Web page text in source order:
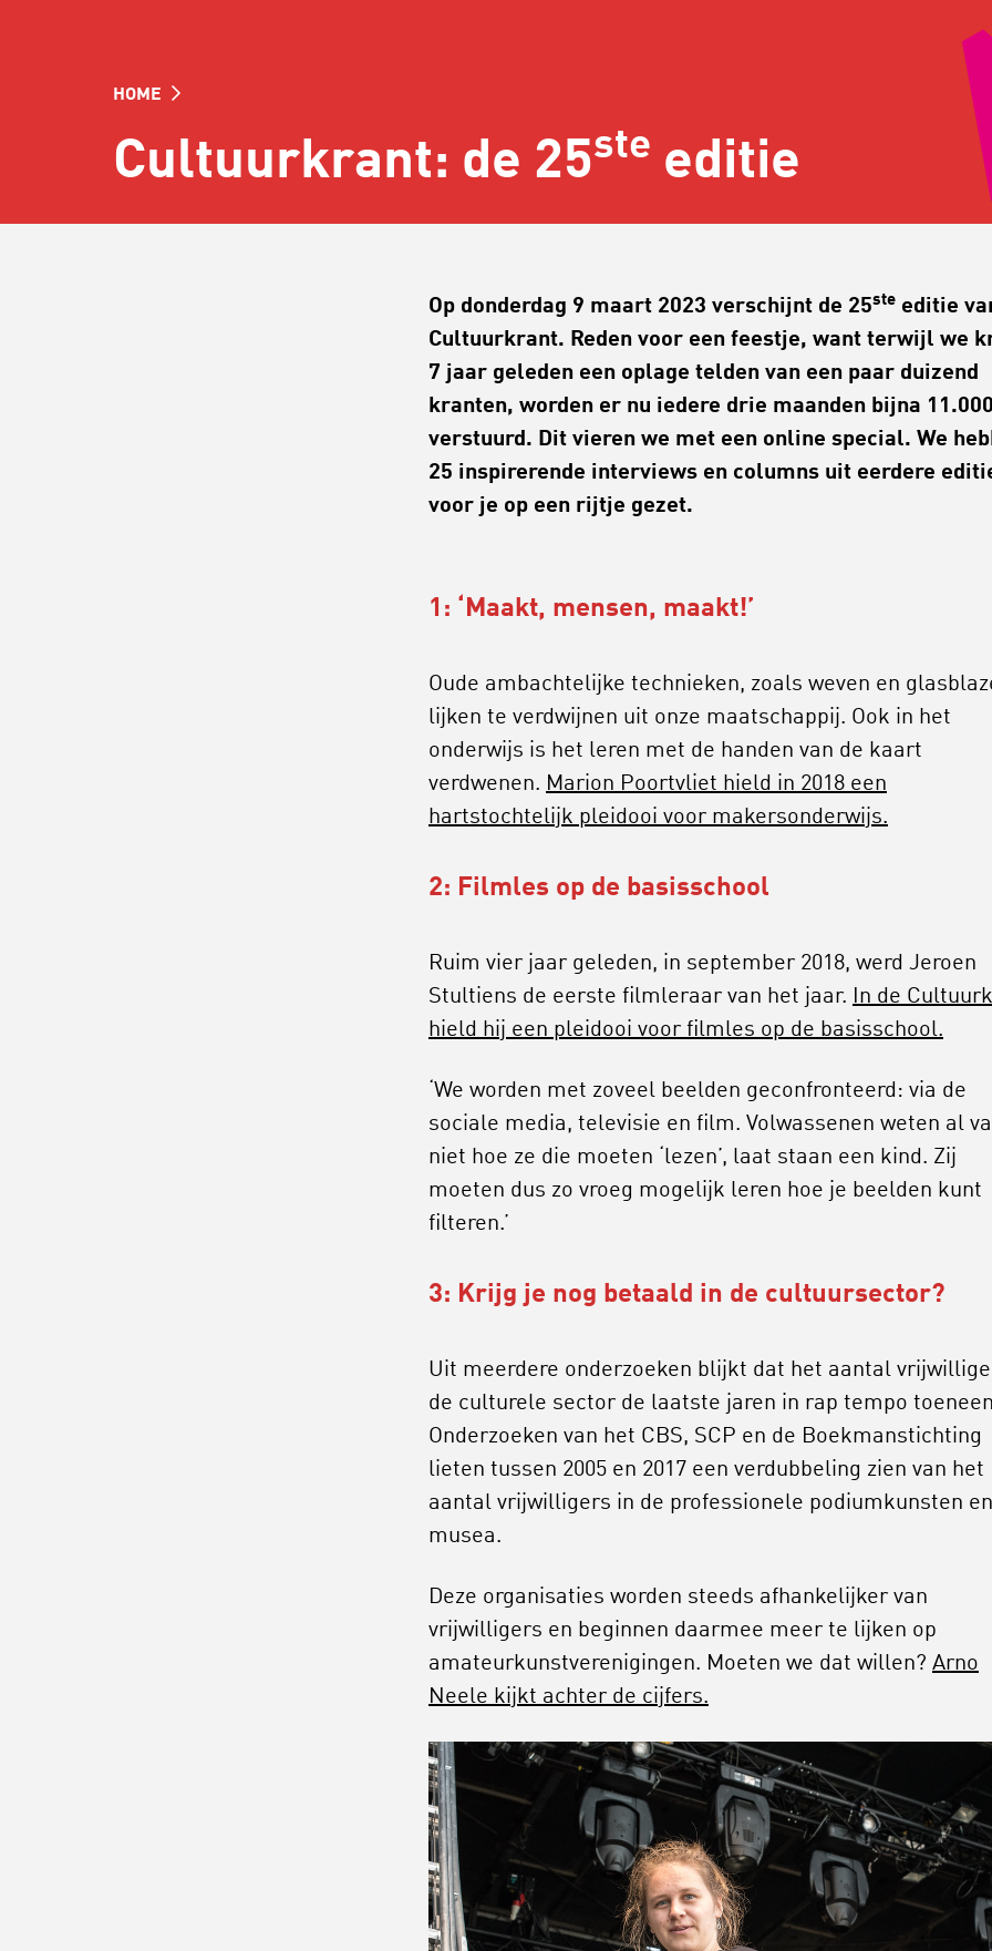
HOME
Cultuurkrant: de 25ste editie
Op donderdag 9 maart 2023 verschijnt de 25ste editie
Cultuurkrant. Reden voor een feestje, want terwijl we
7 jaar geleden een oplage telden van een paar duizend
kranten, worden er nu iedere drie maanden bijna
verstuurd. Dit vieren we met een online special. We
25 inspirerende interviews en columns uit eerdere
voor je op een rijtje gezet.
1: ‘Maakt, mensen, maakt!’
Oude ambachtelijke technieken, zoals weven en
lijken te verdwijnen uit onze maatschappij. Ook in het
onderwijs is het leren met de handen van de kaart
verdwenen. Marion Poortvliet hield in 2018 een
hartstochtelijk pleidooi voor makersonderwijs.
2: Filmles op de basisschool
Ruim vier jaar geleden, in september 2018, werd Jeroen
Stultiens de eerste filmleraar van het jaar. In de
hield hij een pleidooi voor filmles op de basisschool.
‘We worden met zoveel beelden geconfronteerd: via de
sociale media, televisie en film. Volwassenen weten al
niet hoe ze die moeten ‘lezen’, laat staan een kind. Zij
moeten dus zo vroeg mogelijk leren hoe je beelden kunt
filteren.’
3: Krijg je nog betaald in de cultuursector?
Uit meerdere onderzoeken blijkt dat het aantal
de culturele sector de laatste jaren in rap tempo
Onderzoeken van het CBS, SCP en de Boekmanstichting
lieten tussen 2005 en 2017 een verdubbeling zien van het
aantal vrijwilligers in de professionele podiumkunsten en
musea.
Deze organisaties worden steeds afhankelijker van
vrijwilligers en beginnen daarmee meer te lijken op
amateurkunstverenigingen. Moeten we dat willen? Arno
Neele kijkt achter de cijfers.